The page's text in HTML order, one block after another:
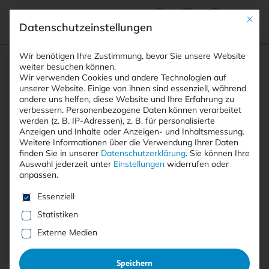
Suchfeld
Suchen
Breadcrumb-Navigation
STARTSEITE
ARTIKEL
SCHWACHSTELLE IN KI-PLATTFORM WIRD FÜR …
Mit <kes>+ lesen
Schwachstelle in KI-Plattform
wird für Schürfen von
Kryptowährungen ausgenutzt
Mit
Datenschutzeinstellungen
Wir benötigen Ihre Zustimmung, bevor Sie unsere Website
weiter besuchen können.
Wir verwenden Cookies und andere Technologien auf
unserer Website. Einige von ihnen sind essenziell, während
andere uns helfen, diese Website und Ihre Erfahrung zu
verbessern. Personenbezogene Daten können verarbeitet
werden (z. B. IP-Adressen), z. B. für personalisierte
Anzeigen und Inhalte oder Anzeigen- und Inhaltsmessung.
Weitere Informationen über die Verwendung Ihrer Daten
finden Sie in unserer Datenschutzerklärung. Sie können Ihre
Auswahl jederzeit unter Einstellungen widerrufen oder
anpassen.
Es folgt eine Liste der Service-Gruppen, für die eine
Essenziell
Statistiken
Externe Medien
Speichern